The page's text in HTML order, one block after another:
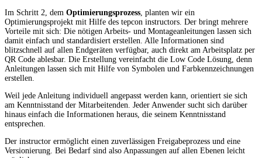
Im Schritt 2, dem Optimierungsprozess , planten wir ein
Optimierungsprojekt mit Hilfe des tepcon instructors. Der bringt mehrere
Vorteile mit sich: Die nötigen Arbeits- und Montageanleitungen lassen sich
damit einfach und standardisiert erstellen. Alle Informationen sind
blitzschnell auf allen Endgeräten verfügbar, auch direkt am Arbeitsplatz per
QR Code ablesbar. Die Erstellung vereinfacht die Low Code Lösung, denn
Anleitungen lassen sich mit Hilfe von Symbolen und Farbkennzeichnungen
erstellen.
Weil jede Anleitung individuell angepasst werden kann, orientiert sie sich
am Kenntnisstand der Mitarbeitenden. Jeder Anwender sucht sich darüber
hinaus einfach die Informationen heraus, die seinem Kenntnisstand
entsprechen.
Der instructor ermöglicht einen zuverlässigen Freigabeprozess und eine
Versionierung. Bei Bedarf sind also Anpassungen auf allen Ebenen leicht